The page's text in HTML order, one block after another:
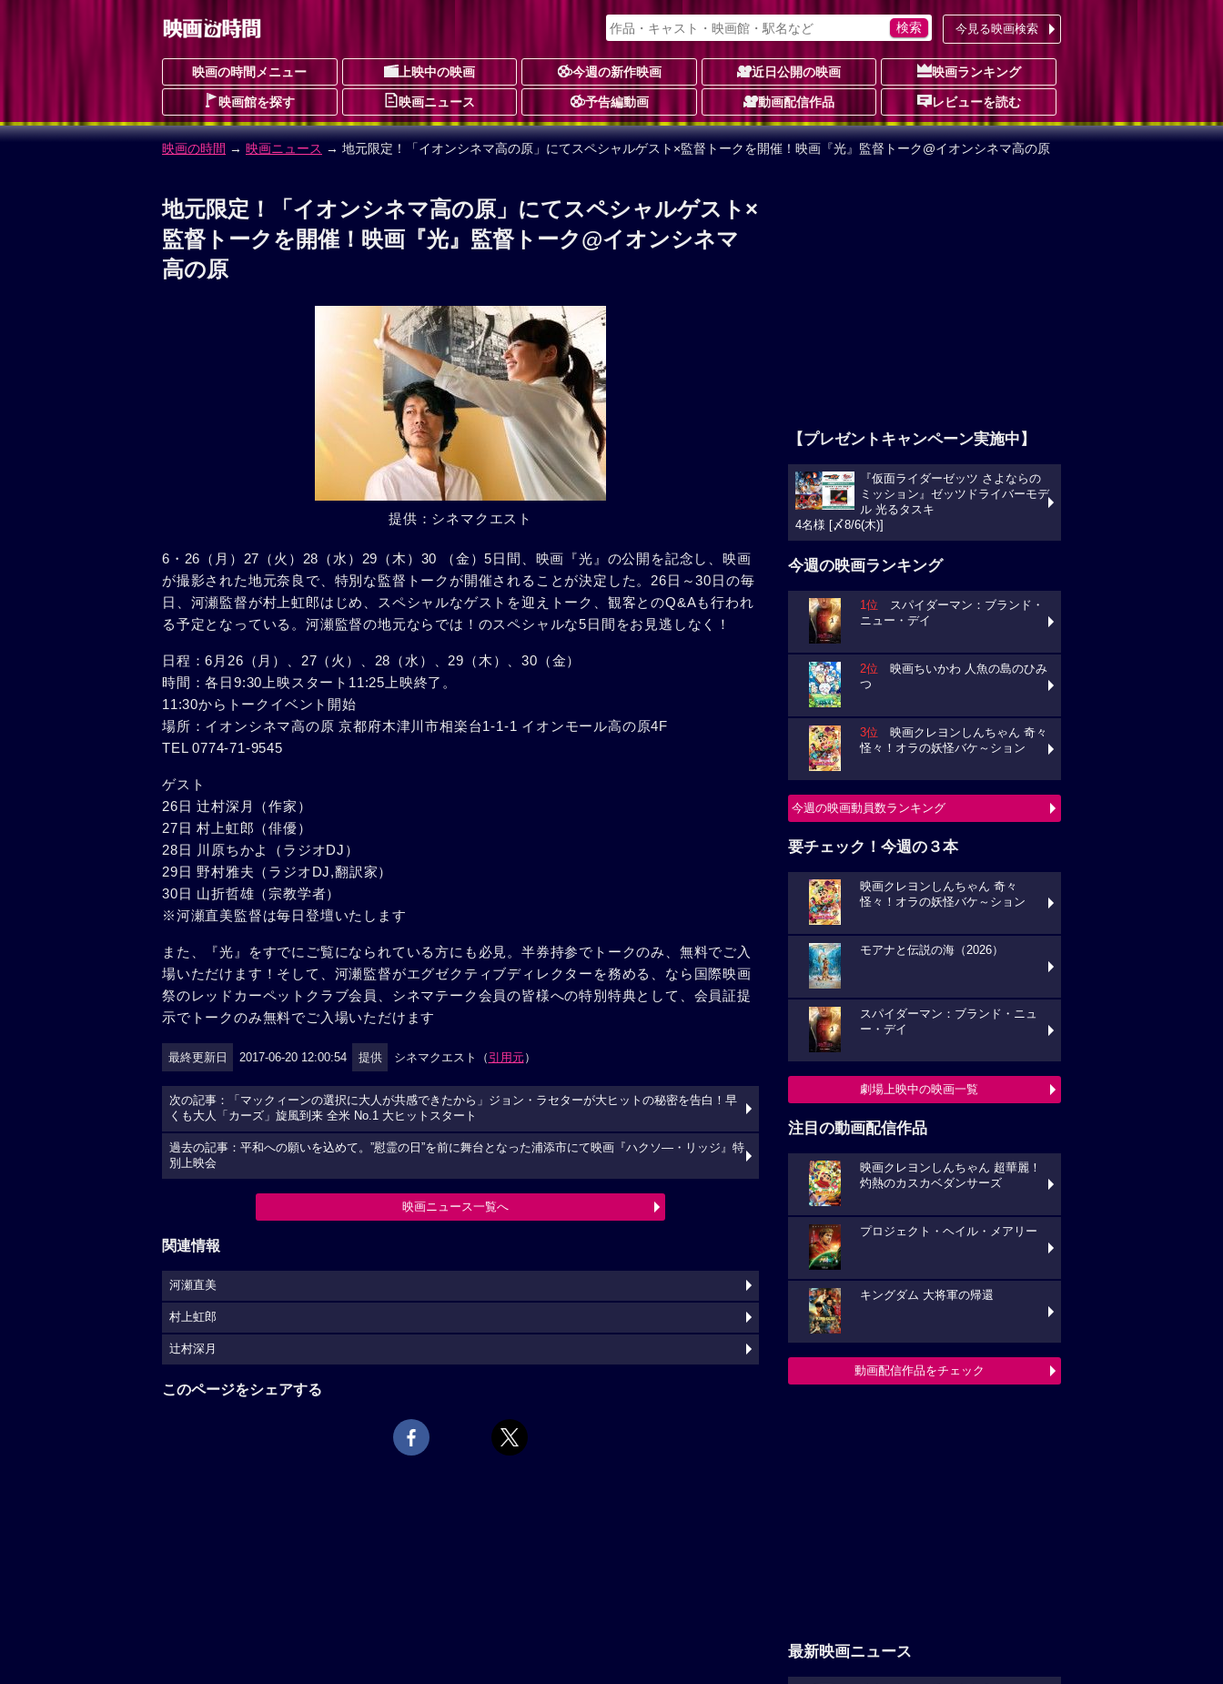
今見る映画検索
映画の時間メニュー 上映中の映画 今週の新作映画 近日公開の映画 映画ランキング
映画館を探す 映画ニュース 予告編動画 動画配信作品 レビューを読む
映画の時間 → 映画ニュース → 地元限定！「イオンシネマ高の原」にてスペシャルゲスト×監督トークを開催！映画『光』監督トーク@イオンシネマ高の原
地元限定！「イオンシネマ高の原」にてスペシャルゲスト×
監督トークを開催！映画『光』監督トーク@イオンシネマ
高の原
提供：シネマクエスト
6・26（月）27（火）28（水）29（木）30 （金）5日間、映画『光』の公開を記念し、映画
が撮影された地元奈良で、特別な監督トークが開催されることが決定した。26日～30日の毎
日、河瀬監督が村上虹郎はじめ、スペシャルなゲストを迎えトーク、観客とのQ&Aも行われ
る予定となっている。河瀬監督の地元ならでは！のスペシャルな5日間をお見逃しなく！
日程：6月26（月）、27（火）、28（水）、29（木）、30（金）
時間：各日9:30上映スタート11:25上映終了。
11:30からトークイベント開始
場所：イオンシネマ高の原 京都府木津川市相楽台1-1-1 イオンモール高の原4F
TEL 0774-71-9545
ゲスト
26日 辻村深月（作家）
27日 村上虹郎（俳優）
28日 川原ちかよ（ラジオDJ）
29日 野村雅夫（ラジオDJ,翻訳家）
30日 山折哲雄（宗教学者）
※河瀬直美監督は毎日登壇いたします
また、『光』をすでにご覧になられている方にも必見。半券持参でトークのみ、無料でご入
場いただけます！そして、河瀬監督がエグゼクティブディレクターを務める、なら国際映画
祭のレッドカーペットクラブ会員、シネマテーク会員の皆様への特別特典として、会員証提
示でトークのみ無料でご入場いただけます
最終更新日 2017-06-20 12:00:54 提供 シネマクエスト（ 引用元）
次の記事：「マックィーンの選択に大人が共感できたから」ジョン・ラセターが大ヒットの秘密を告白！早
くも大人「カーズ」旋風到来 全米 No.1 大ヒットスタート
過去の記事：平和への願いを込めて。”慰霊の日”を前に舞台となった浦添市にて映画『ハクソ―・リッジ』特
別上映会
映画ニュース一覧へ
関連情報
河瀬直美
村上虹郎
辻村深月
このページをシェアする
【プレゼントキャンペーン実施中】
『仮面ライダーゼッツ さよならの
ミッション』ゼッツドライバーモデ
ル 光るタスキ
4名様 [〆8/6(木)]
今週の映画ランキング
1位 スパイダーマン：ブランド・
ニュー・デイ
2位 映画ちいかわ 人魚の島のひみ
つ
3位 映画クレヨンしんちゃん 奇々
怪々！オラの妖怪バケ～ション
今週の映画動員数ランキング
要チェック！今週の３本
映画クレヨンしんちゃん 奇々
怪々！オラの妖怪バケ～ション
モアナと伝説の海（2026）
スパイダーマン：ブランド・ニュ
ー・デイ
劇場上映中の映画一覧
注目の動画配信作品
映画クレヨンしんちゃん 超華麗！
灼熱のカスカベダンサーズ
プロジェクト・ヘイル・メアリー
キングダム 大将軍の帰還
動画配信作品をチェック
最新映画ニュース